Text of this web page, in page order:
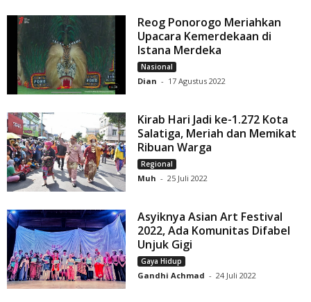
Reog Ponorogo Meriahkan
Upacara Kemerdekaan di
Istana Merdeka
Nasional
Dian - 17 Agustus 2022
Kirab Hari Jadi ke-1.272 Kota
Salatiga, Meriah dan Memikat
Ribuan Warga
Regional
Muh - 25 Juli 2022
Asyiknya Asian Art Festival
2022, Ada Komunitas Difabel
Unjuk Gigi
Gaya Hidup
Gandhi Achmad - 24 Juli 2022